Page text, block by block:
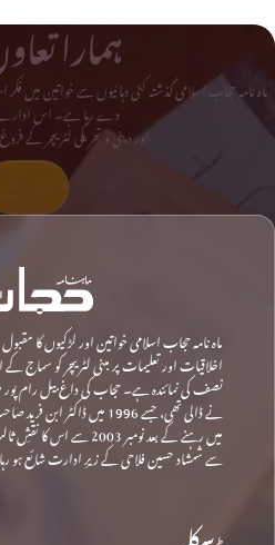
ہمارا
ماہ نامہ حجاب اسلامی گذشتہ کئی دہائیوں سے خواتین
دے رہا ہے۔ اس ادارے
اور دینی و تحریکی لٹریچر کے
ماہ نامہ حجاب اسلامی خواتین اور لڑکیوں کا
اخلاقیات اور تعلیمات پر مبنی لٹریچر کو
نے ڈالی تھی، جسے 1996 میں
میں رہنے کے بعد نومبر
سے شمشاد حسین فلاحی کے زیرِ ادارت شائع ہو